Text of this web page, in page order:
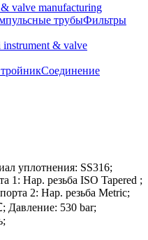
valve manufacturing
трубыФильтры
& valve
Соединение
уплотнения: SS316;
1: Нар. резьба ISO Tapered ;
2: Нар. резьба Metric;
Давление: 530 bar;